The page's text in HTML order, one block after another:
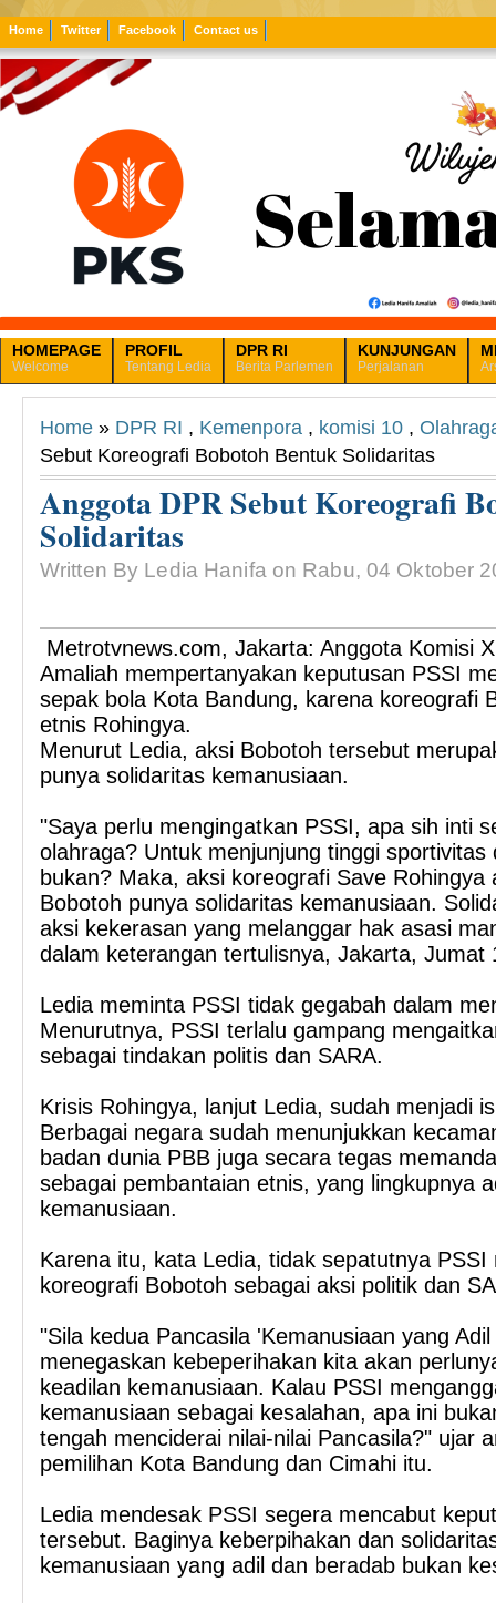
Home Twitter Facebook Contact us
HOMEPAGE
Welcome
PROFIL
Tentang Ledia
DPR RI
Berita Parlemen
KUNJUNGAN
Perjalanan
Home » DPR RI , Kemenpora , komisi 10 ,
Sebut Koreografi Bobotoh Bentuk Solidaritas
Anggota DPR Sebut Koreografi
Solidaritas
Written By Ledia Hanifa on Rabu, 04 Oktober
Metrotvnews.com, Jakarta: Anggota Komisi
Amaliah mempertanyakan keputusan PSSI
sepak bola Kota Bandung, karena koreografi
etnis Rohingya.
Menurut Ledia, aksi Bobotoh tersebut
punya solidaritas kemanusiaan.
"Saya perlu mengingatkan PSSI, apa sih inti
olahraga? Untuk menjunjung tinggi sportivitas
bukan? Maka, aksi koreografi Save Rohingya
Bobotoh punya solidaritas kemanusiaan.
aksi kekerasan yang melanggar hak asasi
dalam keterangan tertulisnya, Jakarta, Jumat
Ledia meminta PSSI tidak gegabah dalam
Menurutnya, PSSI terlalu gampang
sebagai tindakan politis dan SARA.
Krisis Rohingya, lanjut Ledia, sudah menjadi
Berbagai negara sudah menunjukkan
badan dunia PBB juga secara tegas
sebagai pembantaian etnis, yang lingkupnya
kemanusiaan.
Karena itu, kata Ledia, tidak sepatutnya PSSI
koreografi Bobotoh sebagai aksi politik dan
"Sila kedua Pancasila 'Kemanusiaan yang
menegaskan kebeperihakan kita akan
keadilan kemanusiaan. Kalau PSSI
kemanusiaan sebagai kesalahan, apa ini
tengah menciderai nilai-nilai Pancasila?" ujar
pemilihan Kota Bandung dan Cimahi itu.
Ledia mendesak PSSI segera mencabut
tersebut. Baginya keberpihakan dan
kemanusiaan yang adil dan beradab bukan